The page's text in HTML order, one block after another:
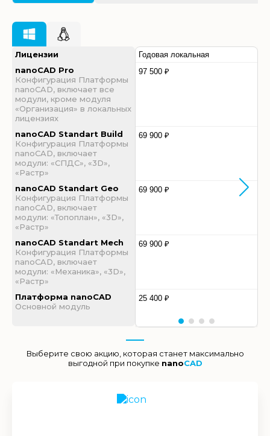
Лицензии
nanoCAD Pro
Конфигурация Платформы
nanoCAD, включает все
модули, кроме модуля
«Организация» в локальных
лицензиях
nanoCAD Standart Build
Конфигурация Платформы
nanoCAD, включает
модули: «СПДС», «3D»,
«Растр»
nanoCAD Standart Geo
Конфигурация Платформы
nanoCAD, включает
модули: «Топоплан», «3D»,
«Растр»
nanoCAD Standart Mech
Конфигурация Платформы
nanoCAD, включает
модули: «Механика», «3D»,
«Растр»
Платформа nanoCAD
Основной модуль
Годовая локальная
97 500 ₽
69 900 ₽
69 900 ₽
69 900 ₽
25 400 ₽
Выберите свою акцию, которая станет максимально
выгодной при покупке nanoCAD